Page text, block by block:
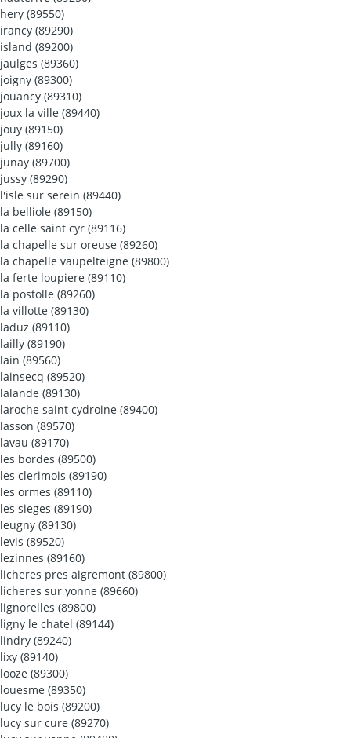
hery (89550)
irancy (89290)
island (89200)
jaulges (89360)
joigny (89300)
jouancy (89310)
joux la ville (89440)
jouy (89150)
jully (89160)
junay (89700)
jussy (89290)
l'isle sur serein (89440)
la belliole (89150)
la celle saint cyr (89116)
la chapelle sur oreuse (89260)
la chapelle vaupelteigne (89800)
la ferte loupiere (89110)
la postolle (89260)
la villotte (89130)
laduz (89110)
lailly (89190)
lain (89560)
lainsecq (89520)
lalande (89130)
laroche saint cydroine (89400)
lasson (89570)
lavau (89170)
les bordes (89500)
les clerimois (89190)
les ormes (89110)
les sieges (89190)
leugny (89130)
levis (89520)
lezinnes (89160)
licheres pres aigremont (89800)
licheres sur yonne (89660)
lignorelles (89800)
ligny le chatel (89144)
lindry (89240)
lixy (89140)
looze (89300)
louesme (89350)
lucy le bois (89200)
lucy sur cure (89270)